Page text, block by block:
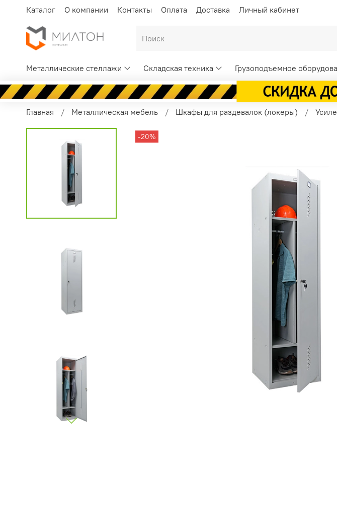
Каталог О компании Контакты Оплата Доставка Личный кабинет
Металлические стеллажи Складская техника Грузоподъемное
Главная Металлическая мебель Шкафы для раздевалок (локеры)
-20%